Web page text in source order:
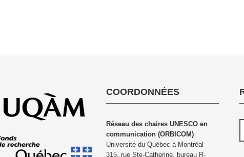
COORDONNÉES
Réseau des chaires UNESCO en
communication (ORBICOM)
Université du Québec à Montréal
315, rue Ste-Catherine, bureau R-